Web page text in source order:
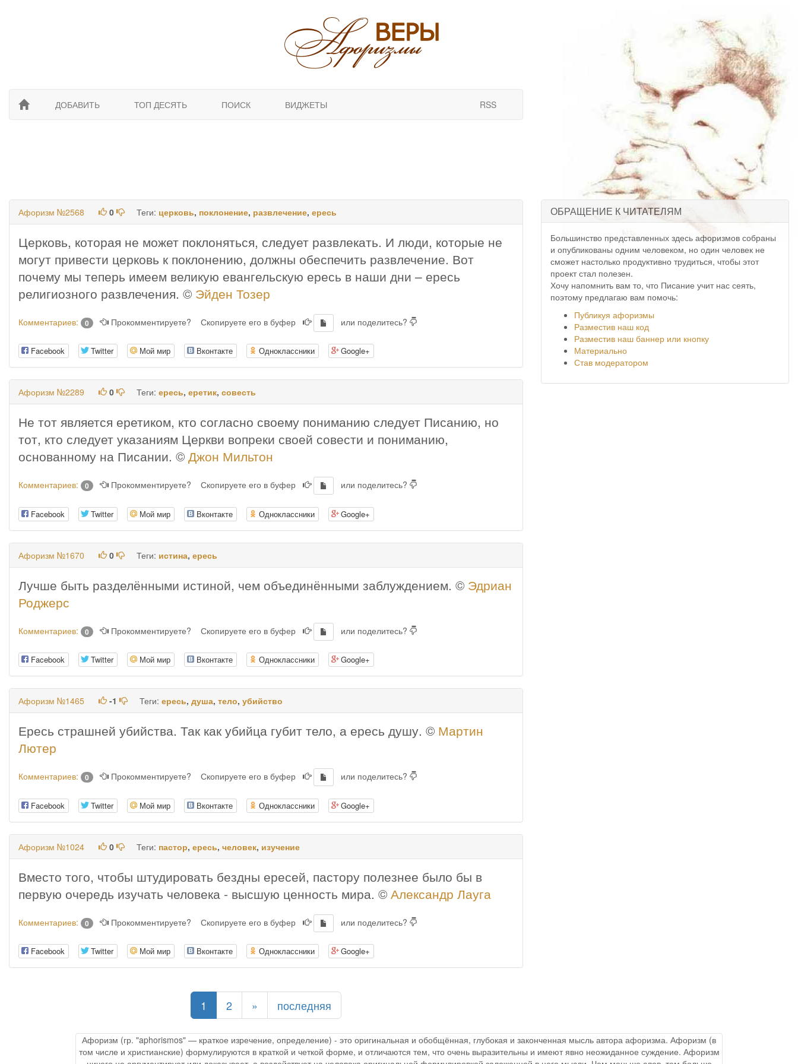
ДОБАВИТЬ ТОП ДЕСЯТЬ ПОИСК ВИДЖЕТЫ RSS
Афоризм №2568 0 Теги: церковь, поклонение, развлечение, ересь
Церковь, которая не может поклоняться, следует развлекать. И люди, которые не
могут привести церковь к поклонению, должны обеспечить развлечение. Вот
почему мы теперь имеем великую евангельскую ересь в наши дни – ересь
религиозного развлечения. © Эйден Тозер
Комментариев: 0 Прокомментируете? Скопируете его в буфер или поделитесь?
Facebook Twitter Мой мир Вконтакте Одноклассники Google+
Афоризм №2289 0 Теги: ересь, еретик, совесть
Не тот является еретиком, кто согласно своему пониманию следует Писанию, но
тот, кто следует указаниям Церкви вопреки своей совести и пониманию,
основанному на Писании. © Джон Мильтон
Комментариев: 0 Прокомментируете? Скопируете его в буфер или поделитесь?
Facebook Twitter Мой мир Вконтакте Одноклассники Google+
Афоризм №1670 0 Теги: истина, ересь
Лучше быть разделёнными истиной, чем объединёнными заблуждением. © Эдриан
Роджерс
Комментариев: 0 Прокомментируете? Скопируете его в буфер или поделитесь?
Facebook Twitter Мой мир Вконтакте Одноклассники Google+
Афоризм №1465 -1 Теги: ересь, душа, тело, убийство
Ересь страшней убийства. Так как убийца губит тело, а ересь душу. © Мартин
Лютер
Комментариев: 0 Прокомментируете? Скопируете его в буфер или поделитесь?
Facebook Twitter Мой мир Вконтакте Одноклассники Google+
Афоризм №1024 0 Теги: пастор, ересь, человек, изучение
Вместо того, чтобы штудировать бездны ересей, пастору полезнее было бы в
первую очередь изучать человека - высшую ценность мира. © Александр Лауга
Комментариев: 0 Прокомментируете? Скопируете его в буфер или поделитесь?
Facebook Twitter Мой мир Вконтакте Одноклассники Google+
1 (current)
2 » последняя
ОБРАЩЕНИЕ К ЧИТАТЕЛЯМ
Большинство представленных здесь афоризмов собраны
и опубликованы одним человеком, но один человек не
сможет настолько продуктивно трудиться, чтобы этот
проект стал полезен.
Хочу напомнить вам то, что Писание учит нас сеять,
поэтому предлагаю вам помочь:
Публикуя афоризмы
Разместив наш код
Разместив наш баннер или кнопку
Материально
Став модератором
Афоризм (гр. "aphorismos" — краткое изречение, определение) - это оригинальная и обобщённая, глубокая и законченная мысль автора афоризма. Афоризм (в
том числе и христианские) формулируются в краткой и четкой форме, и отличаются тем, что очень выразительны и имеют явно неожиданное суждение. Афоризм